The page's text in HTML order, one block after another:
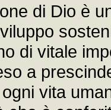
di Dio è
di vitale
a
ogni vita